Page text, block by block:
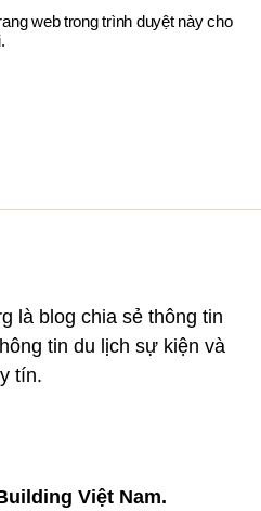
web trong trình duyệt này cho
là blog chia sẻ thông tin
tin du lịch sự kiện và
tín.
Việt Nam.